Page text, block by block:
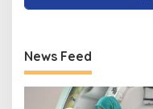
News Feed